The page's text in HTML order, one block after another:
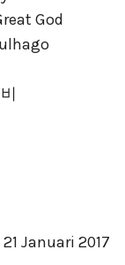
God
Januari 2017